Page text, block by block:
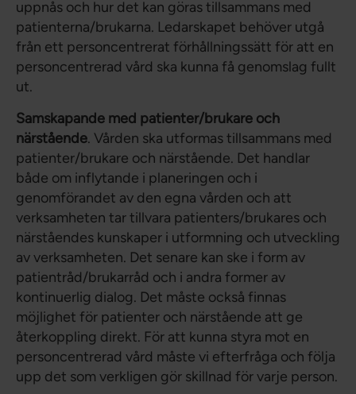
uppnås och hur det kan göras tillsammans med
patienterna/brukarna. Ledarskapet behöver utgå
från ett personcentrerat förhållningssätt för att en
personcentrerad vård ska kunna få genomslag fullt
ut.
Samskapande med patienter/brukare och
närstående. Vården ska utformas tillsammans med
patienter/brukare och närstående. Det handlar
både om inflytande i planeringen och i
genomförandet av den egna vården och att
verksamheten tar tillvara patienters/brukares och
närståendes kunskaper i utformning och utveckling
av verksamheten. Det senare kan ske i form av
patientråd/brukarråd och i andra former av
kontinuerlig dialog. Det måste också finnas
möjlighet för patienter och närstående att ge
återkoppling direkt. För att kunna styra mot en
personcentrerad vård måste vi efterfråga och följa
upp det som verkligen gör skillnad för varje person.